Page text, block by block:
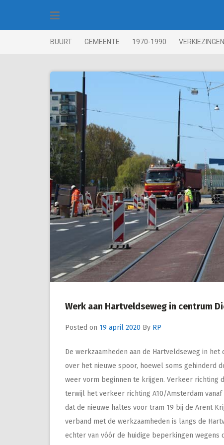
BUURT GEMEENTE 1970-1990 VERKIEZINGEN
Werk aan Hartveldseweg in centrum
Posted on 19 april 2020 By RP
De werkzaamheden aan de Hartveldseweg in
over het nieuwe spoor, hoewel soms gehinderd
weer vorm beginnen te krijgen. Verkeer richting
terwijl het verkeer richting A10/Amsterdam
dat de nieuwe haltes voor tram 19 bij de Arent
verband met de werkzaamheden is langs de
echter van vóór de huidige beperkingen wegens